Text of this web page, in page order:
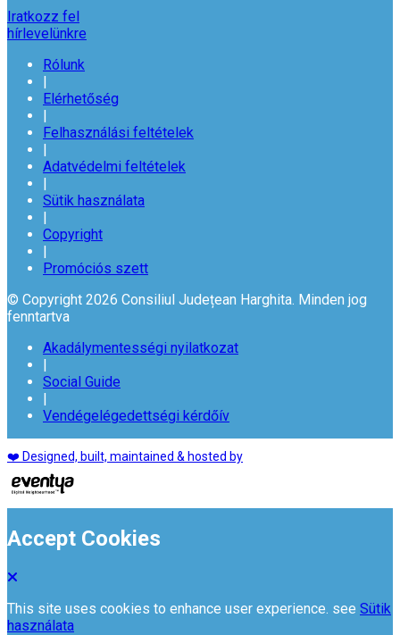
Iratkozz fel
hírlevelünkre
Rólunk
|
Elérhetőség
|
Felhasználási feltételek
|
Adatvédelmi feltételek
|
Sütik használata
|
Copyright
|
Promóciós szett
© Copyright 2026 Consiliul Județean Harghita. Minden jog
fenntartva
Akadálymentességi nyilatkozat
|
Social Guide
|
Vendégelégedettségi kérdőív
❤️ Designed, built, maintained & hosted by
Accept Cookies
This site uses cookies to enhance user experience. see Sütik
használata